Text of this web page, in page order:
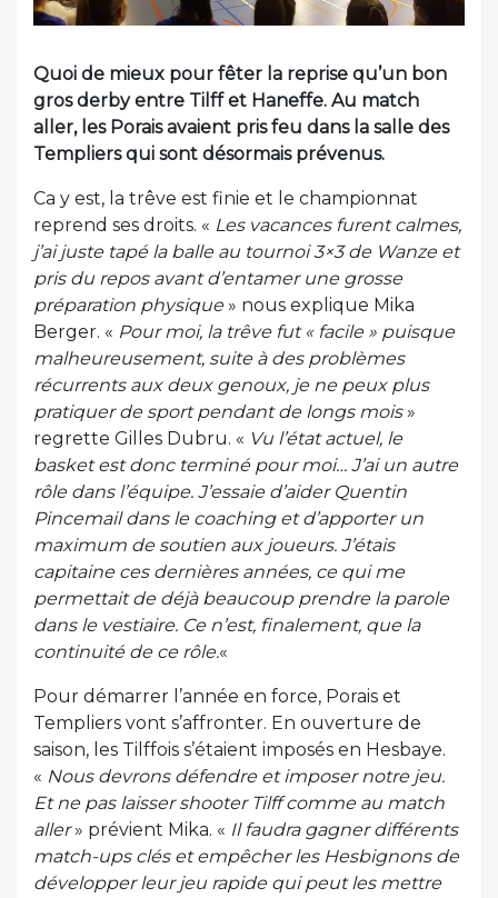
Quoi de mieux pour fêter la reprise qu’un bon
gros derby entre Tilff et Haneffe. Au match
aller, les Porais avaient pris feu dans la salle des
Templiers qui sont désormais prévenus.
Ca y est, la trêve est finie et le championnat
reprend ses droits. « Les vacances furent calmes,
j’ai juste tapé la balle au tournoi 3×3 de Wanze et
pris du repos avant d’entamer une grosse
préparation physique» nous explique Mika
Berger. « Pour moi, la trêve fut « facile » puisque
malheureusement, suite à des problèmes
récurrents aux deux genoux, je ne peux plus
pratiquer de sport pendant de longs mois»
regrette Gilles Dubru. « Vu l’état actuel, le
basket est donc terminé pour moi… J’ai un autre
rôle dans l’équipe. J’essaie d’aider Quentin
Pincemail dans le coaching et d’apporter un
maximum de soutien aux joueurs. J’étais
capitaine ces dernières années, ce qui me
permettait de déjà beaucoup prendre la parole
dans le vestiaire. Ce n’est, finalement, que la
continuité de ce rôle.«
Pour démarrer l’année en force, Porais et
Templiers vont s’affronter. En ouverture de
saison, les Tilffois s’étaient imposés en Hesbaye.
« Nous devrons défendre et imposer notre jeu.
Et ne pas laisser shooter Tilff comme au match
aller» prévient Mika. « Il faudra gagner différents
match-ups clés et empêcher les Hesbignons de
développer leur jeu rapide qui peut les mettre